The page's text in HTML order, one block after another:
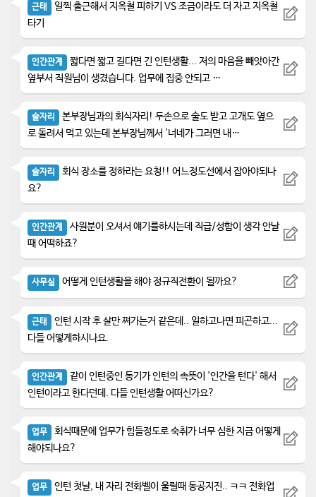
근태
일찍 출근해서 지옥철 피하기 VS 조금이라도 더 자고 지옥철
타기
인간관계
짧다면 짧고 길다면 긴 인턴생활... 저의 마음을 빼앗아간
옆부서 직원님이 생겼습니다. 업무에 집중 안되고 …
술자리
본부장님과의 회식자리! 두손으로 술도 받고 고개도 옆으
로 돌려서 먹고 있는데 본부장님께서 '너네가 그러면 내…
술자리
회식 장소를 정하라는 요청!! 어느정도선에서 잡아야되나
요?
인간관계
사원분이 오셔서 얘기를하시는데 직급/성함이 생각 안날
때 어떡하죠?
사무실 어떻게 인턴생활을 해야 정규직전환이 될까요?
근태
인턴 시작 후 살만 쪄가는거 같은데.. 일하고나면 피곤하고...
다들 어떻게하시나요.
인간관계
같이 인턴중인 동기가 인턴의 속뜻이 '인간을 턴다' 해서
인턴이라고 한다던데. 다들 인턴생활 어떠신가요?
업무
회식때문에 업무가 힘들정도로 숙취가 너무 심한 지금 어떻게
해야되나요?
업무
인턴 첫날, 내 자리 전화벨이 울릴때 동공지진.. ㅋㅋ 전화업